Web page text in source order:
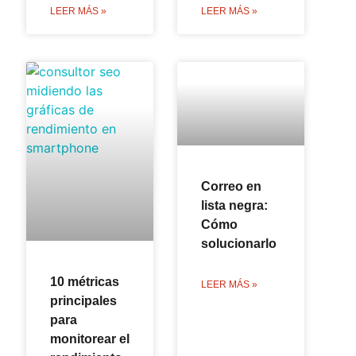
LEER MÁS » LEER MÁS »
10 métricas
principales
para
monitorear el
Correo en
lista negra:
Cómo
solucionarlo
LEER MÁS »